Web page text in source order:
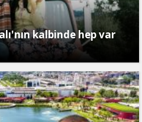
kalbinde hep var